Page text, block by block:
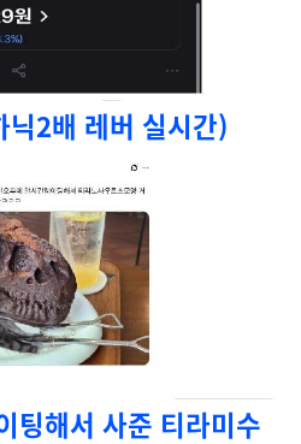
2배 레버 실시간)
팅해서 사준 티라미수